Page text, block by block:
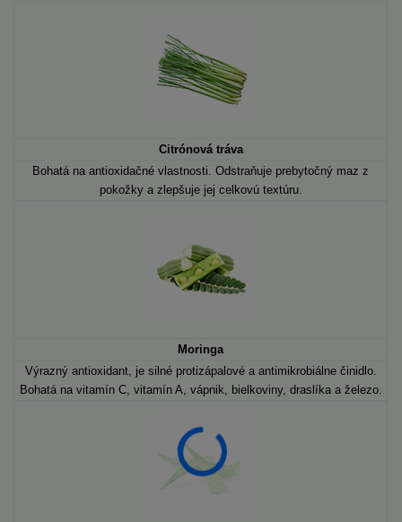
Citrónová tráva
Bohatá na antioxidačné vlastnosti. Odstraňuje prebytočný maz z
pokožky a zlepšuje jej celkovú textúru.
Moringa
Výrazný antioxidant, je silné protizápalové a antimikrobiálne činidlo.
Bohatá na vitamín C, vitamín A, vápnik, bielkoviny, draslíka a železo.